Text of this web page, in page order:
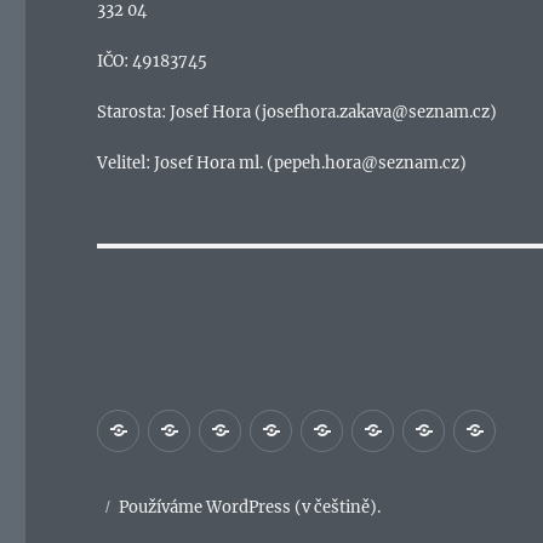
332 04
IČO: 49183745
Starosta: Josef Hora (josefhora.zakava@seznam.cz)
Velitel: Josef Hora ml. (pepeh.hora@seznam.cz)
Historie
Děti Muži Ženy SoutěžeVýjezdová
Jednání/
Používáme WordPress (v češtině).